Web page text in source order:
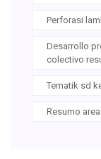
Perforasi
Desarrollo
colectivo
Tematik sd
Resumo